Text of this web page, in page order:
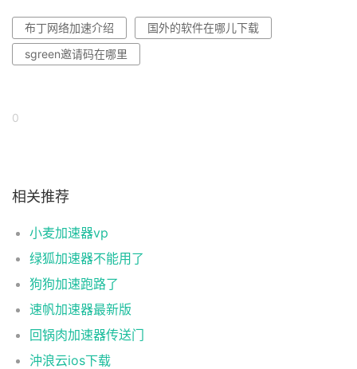
布丁网络加速介绍
国外的软件在哪儿下载
sgreen邀请码在哪里
0
相关推荐
小麦加速器vp
绿狐加速器不能用了
狗狗加速跑路了
速帆加速器最新版
回锅肉加速器传送门
沖浪云ios下载